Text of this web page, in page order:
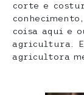
corte e
coisa aqui e
agricultura.
agricultora